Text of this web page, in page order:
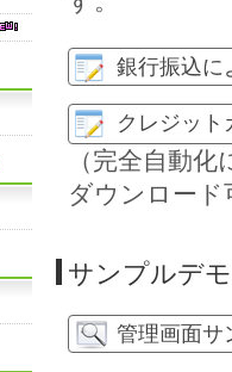
銀行振込に
クレジット
（完全自動
ダウンロード
サンプルデモ
管理画面サ